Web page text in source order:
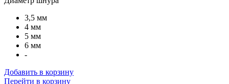
3,5 мм
4 мм
5 мм
6 мм
-
Добавить в корзину
Перейти в корзину